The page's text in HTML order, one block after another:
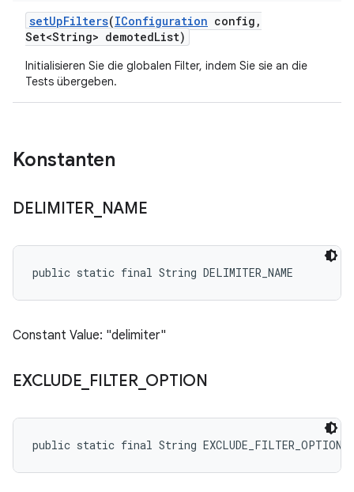
setUpFilters(IConfiguration config ,
Set<String> demotedList)
Initialisieren Sie die globalen Filter, indem Sie sie an die
Tests übergeben.
Konstanten
DELIMITER_ NAME
public static final String DELIMITER_NAME
Constant Value: "delimiter"
EXCLUDE FILTER_ OPTION
public static final String EXCLUDE_FILTER_OPTION